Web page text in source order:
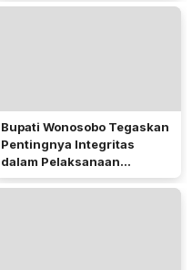
Bupati Wonosobo Tegaskan
Pentingnya Integritas
dalam Pelaksanaan
Pilkades 2026